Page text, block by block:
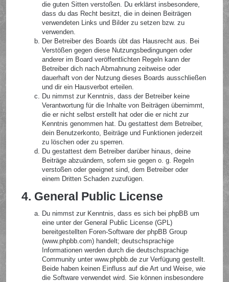
die guten Sitten verstoßen. Du erklärst insbesondere,
dass du das Recht besitzt, die in deinen Beiträgen
verwendeten Links und Bilder zu setzen bzw. zu
verwenden.
Der Betreiber des Boards übt das Hausrecht aus. Bei
Verstößen gegen diese Nutzungsbedingungen oder
anderer im Board veröffentlichten Regeln kann der
Betreiber dich nach Abmahnung zeitweise oder
dauerhaft von der Nutzung dieses Boards ausschließen
und dir ein Hausverbot erteilen.
Du nimmst zur Kenntnis, dass der Betreiber keine
Verantwortung für die Inhalte von Beiträgen übernimmt,
die er nicht selbst erstellt hat oder die er nicht zur
Kenntnis genommen hat. Du gestattest dem Betreiber,
dein Benutzerkonto, Beiträge und Funktionen jederzeit
zu löschen oder zu sperren.
Du gestattest dem Betreiber darüber hinaus, deine
Beiträge abzuändern, sofern sie gegen o. g. Regeln
verstoßen oder geeignet sind, dem Betreiber oder
einem Dritten Schaden zuzufügen.
4. General Public License
Du nimmst zur Kenntnis, dass es sich bei phpBB um
eine unter der General Public License (GPL)
bereitgestellten Foren-Software der phpBB Group
(www.phpbb.com) handelt; deutschsprachige
Informationen werden durch die deutschsprachige
Community unter www.phpbb.de zur Verfügung gestellt.
Beide haben keinen Einfluss auf die Art und Weise, wie
die Software verwendet wird. Sie können insbesondere